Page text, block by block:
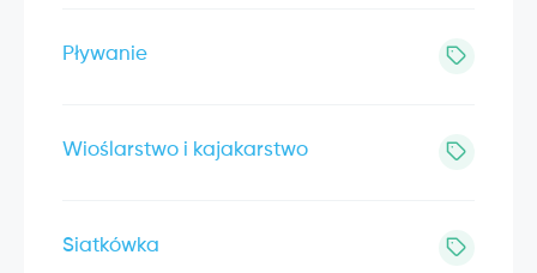
Pływanie
Wioślarstwo i kajakarstwo
Siatkówka